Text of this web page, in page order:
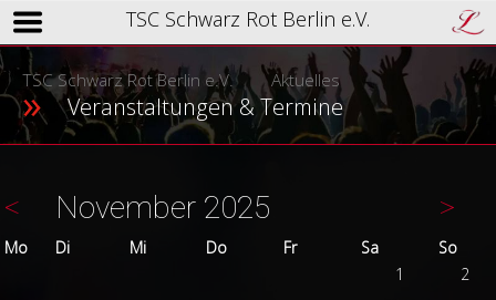
TSC Schwarz Rot Berlin e.V.
TSC Schwarz Rot Berlin e.V. Aktuelles
Veranstaltungen & Termine
< November 2025 >
MontagDienstag Mittwoch DonnerstagFreitag Samstag Sonntag
1
2